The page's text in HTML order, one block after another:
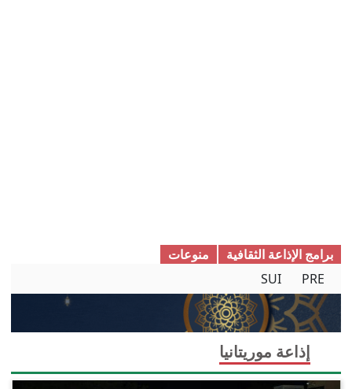
برامج الإذاعة الثقافیة
منوعات
PRE
SUI
إذاعة موريتانيا